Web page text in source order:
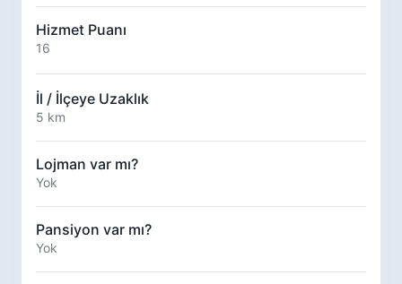
Hizmet Puanı
16
İl / İlçeye Uzaklık
5 km
Lojman var mı?
Yok
Pansiyon var mı?
Yok